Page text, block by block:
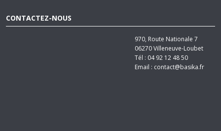
CONTACTEZ-NOUS
970, Route Nationale 7
06270Villeneuve-Loubet
Tél : 04 92 12 48 50
Email : contact@basika.fr